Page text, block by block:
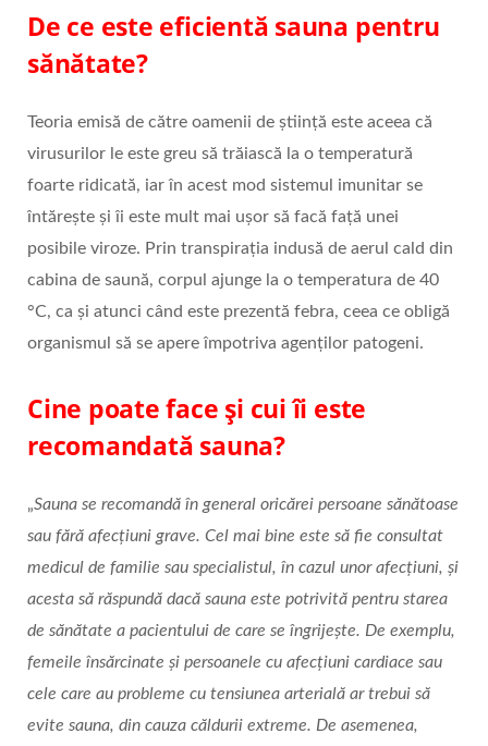
De ce este eficientă sauna pentru
sănătate?
Teoria emisă de către oamenii de știință este aceea că
virusurilor le este greu să trăiască la o temperatură
foarte ridicată, iar în acest mod sistemul imunitar se
întărește și îi este mult mai ușor să facă față unei
posibile viroze. Prin transpirația indusă de aerul cald din
cabina de saună, corpul ajunge la o temperatura de 40
°C, ca și atunci când este prezentă febra, ceea ce obligă
organismul să se apere împotriva agenților patogeni.
Cine poate face și cui îi este
recomandată sauna?
„Sauna se recomandă în general oricărei persoane sănătoase
sau fără afecțiuni grave. Cel mai bine este să fie consultat
medicul de familie sau specialistul, în cazul unor afecțiuni, și
acesta să răspundă dacă sauna este potrivită pentru starea
de sănătate a pacientului de care se îngrijește. De exemplu,
femeile însărcinate și persoanele cu afecțiuni cardiace sau
cele care au probleme cu tensiunea arterială ar trebui să
evite sauna, din cauza căldurii extreme. De asemenea,